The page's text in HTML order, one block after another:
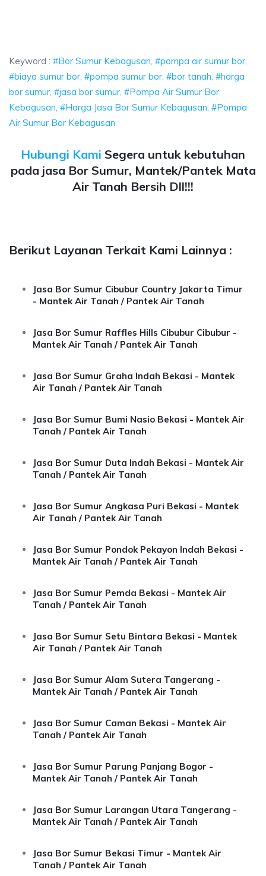
Keyword : #Bor Sumur Kebagusan, #pompa air sumur bor,
#biaya sumur bor, #pompa sumur bor, #bor tanah, #harga
bor sumur, #jasa bor sumur, #Pompa Air Sumur Bor
Kebagusan, #Harga Jasa Bor Sumur Kebagusan, #Pompa
Air Sumur Bor Kebagusan
Hubungi Kami Segera untuk kebutuhan
pada jasa Bor Sumur, Mantek/Pantek Mata
Air Tanah Bersih Dll!!!
Berikut Layanan Terkait Kami Lainnya :
Jasa Bor Sumur Cibubur Country Jakarta Timur
- Mantek Air Tanah / Pantek Air Tanah
Jasa Bor Sumur Raffles Hills Cibubur Cibubur -
Mantek Air Tanah / Pantek Air Tanah
Jasa Bor Sumur Graha Indah Bekasi - Mantek
Air Tanah / Pantek Air Tanah
Jasa Bor Sumur Bumi Nasio Bekasi - Mantek Air
Tanah / Pantek Air Tanah
Jasa Bor Sumur Duta Indah Bekasi - Mantek Air
Tanah / Pantek Air Tanah
Jasa Bor Sumur Angkasa Puri Bekasi - Mantek
Air Tanah / Pantek Air Tanah
Jasa Bor Sumur Pondok Pekayon Indah Bekasi -
Mantek Air Tanah / Pantek Air Tanah
Jasa Bor Sumur Pemda Bekasi - Mantek Air
Tanah / Pantek Air Tanah
Jasa Bor Sumur Setu Bintara Bekasi - Mantek
Air Tanah / Pantek Air Tanah
Jasa Bor Sumur Alam Sutera Tangerang -
Mantek Air Tanah / Pantek Air Tanah
Jasa Bor Sumur Caman Bekasi - Mantek Air
Tanah / Pantek Air Tanah
Jasa Bor Sumur Parung Panjang Bogor -
Mantek Air Tanah / Pantek Air Tanah
Jasa Bor Sumur Larangan Utara Tangerang -
Mantek Air Tanah / Pantek Air Tanah
Jasa Bor Sumur Bekasi Timur - Mantek Air
Tanah / Pantek Air Tanah